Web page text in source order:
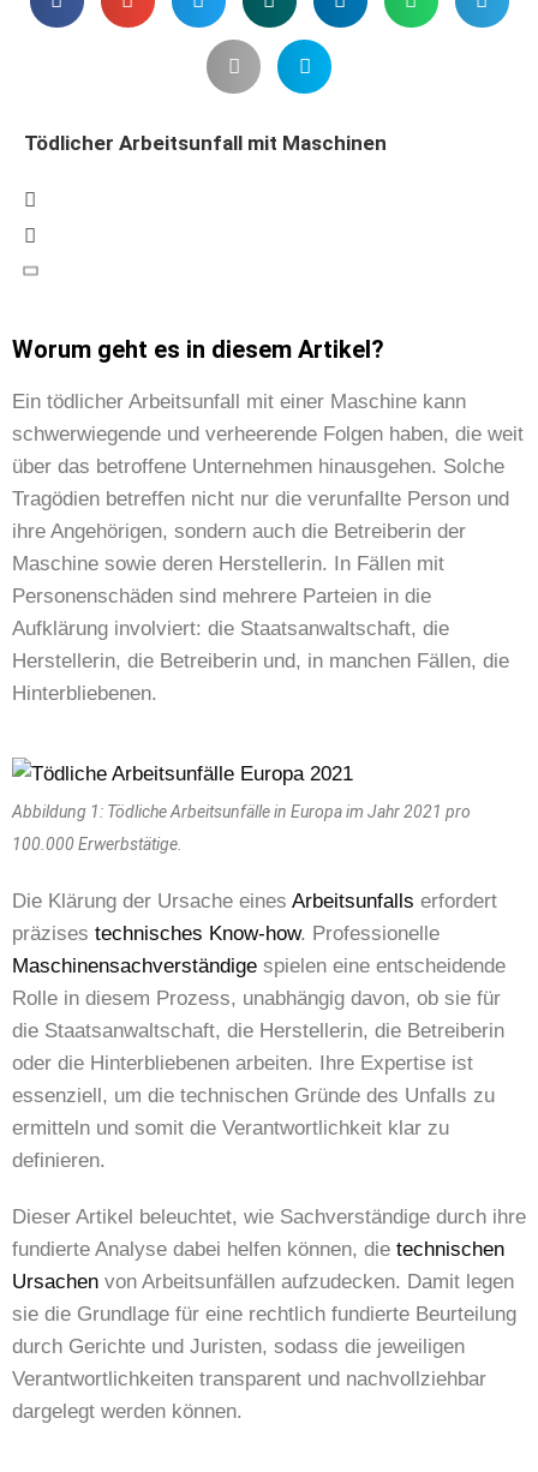
Tödlicher Arbeitsunfall mit Maschinen
Worum geht es in diesem Artikel?
Ein tödlicher Arbeitsunfall mit einer Maschine kann
schwerwiegende und verheerende Folgen haben, die weit
über das betroffene Unternehmen hinausgehen. Solche
Tragödien betreffen nicht nur die verunfallte Person und
ihre Angehörigen, sondern auch die Betreiberin der
Maschine sowie deren Herstellerin. In Fällen mit
Personenschäden sind mehrere Parteien in die
Aufklärung involviert: die Staatsanwaltschaft, die
Herstellerin, die Betreiberin und, in manchen Fällen, die
Hinterbliebenen.
Abbildung 1: Tödliche Arbeitsunfälle in Europa im Jahr 2021 pro
100.000 Erwerbstätige.
Die Klärung der Ursache eines Arbeitsunfalls erfordert
präzises technisches Know-how. Professionelle
Maschinensachverständige spielen eine entscheidende
Rolle in diesem Prozess, unabhängig davon, ob sie für
die Staatsanwaltschaft, die Herstellerin, die Betreiberin
oder die Hinterbliebenen arbeiten. Ihre Expertise ist
essenziell, um die technischen Gründe des Unfalls zu
ermitteln und somit die Verantwortlichkeit klar zu
definieren.
Dieser Artikel beleuchtet, wie Sachverständige durch ihre
fundierte Analyse dabei helfen können, die technischen
Ursachen von Arbeitsunfällen aufzudecken. Damit legen
sie die Grundlage für eine rechtlich fundierte Beurteilung
durch Gerichte und Juristen, sodass die jeweiligen
Verantwortlichkeiten transparent und nachvollziehbar
dargelegt werden können.